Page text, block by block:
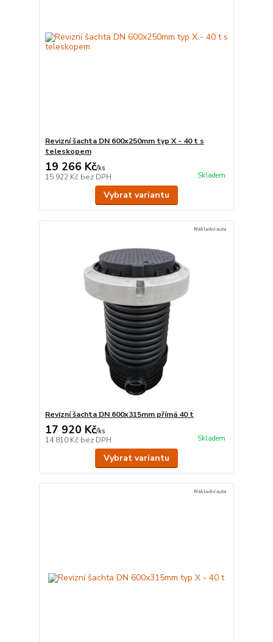
Revizní šachta DN 600x250mm typ X - 40 t s
teleskopem
19 266 Kč/ks
15 922 Kč bez DPH Skladem
Vybrat variantu
Nákladní auta
Revizní šachta DN 600x315mm přímá 40 t
17 920 Kč/ks
14 810 Kč bez DPH Skladem
Vybrat variantu
Nákladní auta